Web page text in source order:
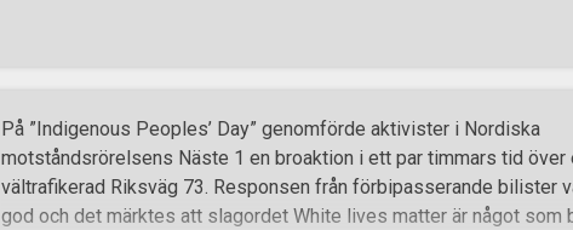
På ”Indigenous Peoples’ Day” genomförde aktivister i Nordiska
motståndsrörelsens Näste 1 en broaktion i ett par timmars tid över
vältrafikerad Riksväg 73. Responsen från förbipasserande bilister
god och det märktes att slagordet White lives matter är något som